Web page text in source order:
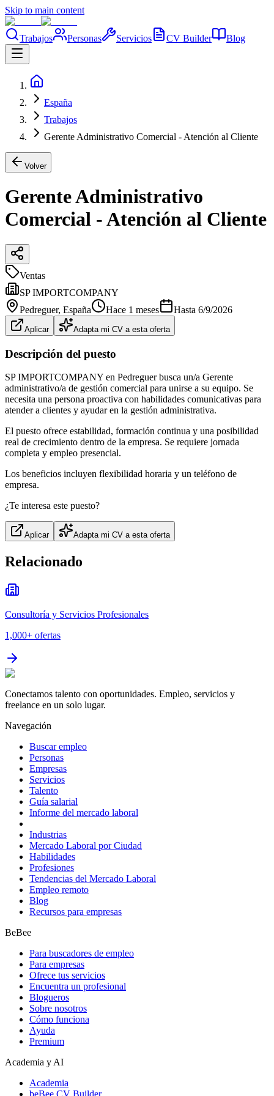
Skip to main content
Trabajos Personas Servicios CV Builder Blog
España
Trabajos
Gerente Administrativo Comercial - Atención al Cliente
Volver
Gerente Administrativo
Comercial - Atención al Cliente
Ventas
SP IMPORTCOMPANY
Pedreguer, España Hace 1 meses Hasta 6/9/2026
Aplicar Adapta mi CV a esta oferta
Descripción del puesto
SP IMPORTCOMPANY en Pedreguer busca un/a Gerente
administrativo/a de gestión comercial para unirse a su equipo. Se
necesita una persona proactiva con habilidades comunicativas para
atender a clientes y ayudar en la gestión administrativa.
El puesto ofrece estabilidad, formación continua y una posibilidad
real de crecimiento dentro de la empresa. Se requiere jornada
completa y empleo presencial.
Los beneficios incluyen flexibilidad horaria y un teléfono de
empresa.
¿Te interesa este puesto?
Aplicar Adapta mi CV a esta oferta
Relacionado
Consultoría y Servicios Profesionales
1,000+ ofertas
Conectamos talento con oportunidades. Empleo, servicios y
freelance en un solo lugar.
Navegación
Buscar empleo
Personas
Empresas
Servicios
Talento
Guía salarial
Informe del mercado laboral
Industrias
Mercado Laboral por Ciudad
Habilidades
Profesiones
Tendencias del Mercado Laboral
Empleo remoto
Blog
Recursos para empresas
BeBee
Para buscadores de empleo
Para empresas
Ofrece tus servicios
Encuentra un profesional
Blogueros
Sobre nosotros
Cómo funciona
Ayuda
Premium
Academia y AI
Academia